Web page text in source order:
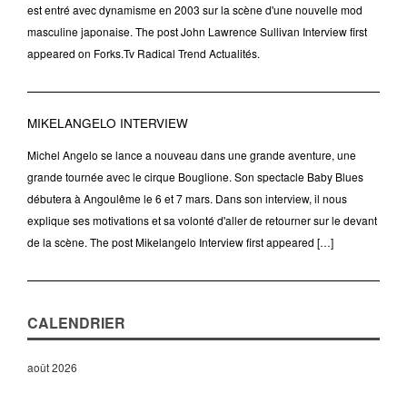
est entré avec dynamisme en 2003 sur la scène d'une nouvelle mod
masculine japonaise. The post John Lawrence Sullivan Interview first
appeared on Forks.Tv Radical Trend Actualités.
MIKELANGELO INTERVIEW
Michel Angelo se lance a nouveau dans une grande aventure, une
grande tournée avec le cirque Bouglione. Son spectacle Baby Blues
débutera à Angoulême le 6 et 7 mars. Dans son interview, il nous
explique ses motivations et sa volonté d'aller de retourner sur le devant
de la scène. The post Mikelangelo Interview first appeared […]
CALENDRIER
août 2026